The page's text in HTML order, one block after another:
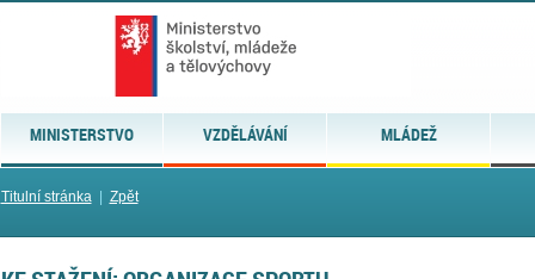
MINISTERSTVO VZDĚLÁVÁNÍ MLÁDEŽ
Titulní stránka| Zpět